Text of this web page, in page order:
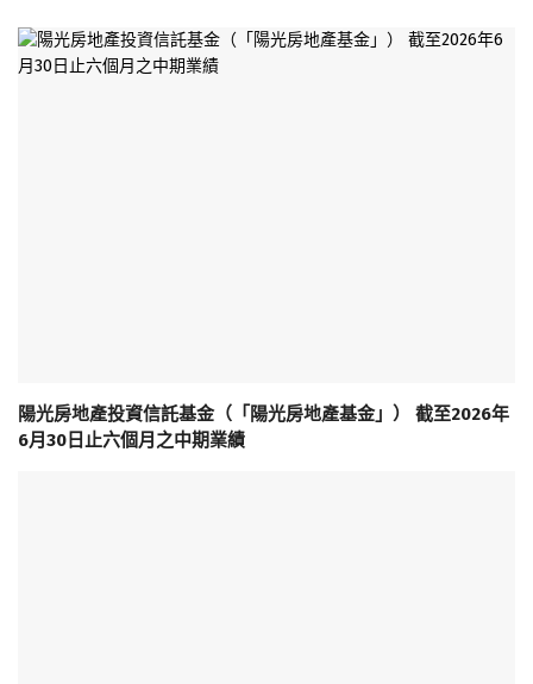
陽光房地產投資信託基金（「陽光房地產基金」） 截至2026年
6月30日止六個月之中期業績